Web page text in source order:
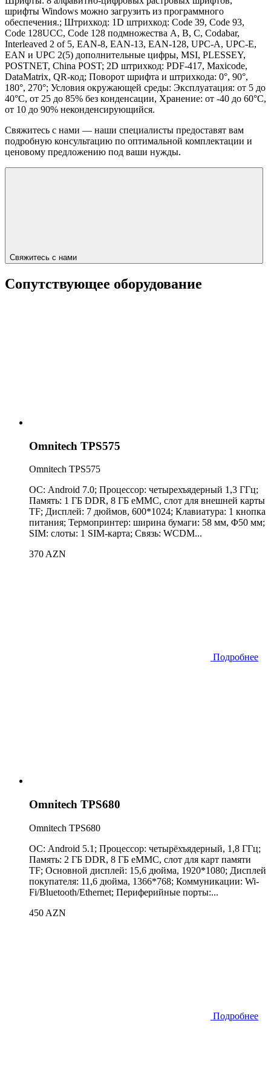
шрифты Windows можно загрузить из программного
обеспечения.; Штрихкод: 1D штрихкод: Code 39, Code 93,
Code 128UCC, Code 128 подмножества A, B, C, Codabar,
Interleaved 2 of 5, EAN-8, EAN-13, EAN-128, UPC-A, UPC-E,
EAN и UPC 2(5) дополнительные цифры, MSI, PLESSEY,
POSTNET, China POST; 2D штрихкод: PDF-417, Maxicode,
DataMatrix, QR-код; Поворот шрифта и штрихкода: 0°, 90°,
180°, 270°; Условия окружающей среды: Эксплуатация: от 5 до
40°C, от 25 до 85% без конденсации, Хранение: от -40 до 60°C,
от 10 до 90% неконденсирующийся.
Свяжитесь с нами — наши специалисты предоставят вам
подробную консультацию по оптимальной комплектации и
ценовому предложению под ваши нужды.
Свяжитесь с нами
Сопутствующее оборудование
Omnitech TPS575
Omnitech TPS575
ОС: Android 7.0; Процессор: четырехъядерный 1,3 ГГц;
Память: 1 ГБ DDR, 8 ГБ eMMC, слот для внешней карты
TF; Дисплей: 7 дюймов, 600*1024; Клавиатура: 1 кнопка
питания; Термопринтер: ширина бумаги: 58 ​​мм, Φ50 мм;
SIM: слоты: 1 SIM-карта; Связь: WCDM...
370 AZN
Подробнее
Omnitech TPS680
Omnitech TPS680
ОС: Android 5.1; Процессор: четырёхъядерный, 1,8 ГГц;
Память: 2 ГБ DDR, 8 ГБ eMMC, слот для карт памяти
TF; Основной дисплей: 15,6 дюйма, 1920*1080; Дисплей
покупателя: 11,6 дюйма, 1366*768; Коммуникации: Wi-
Fi/Bluetooth/Ethernet; Периферийные порты:...
450 AZN
Подробнее